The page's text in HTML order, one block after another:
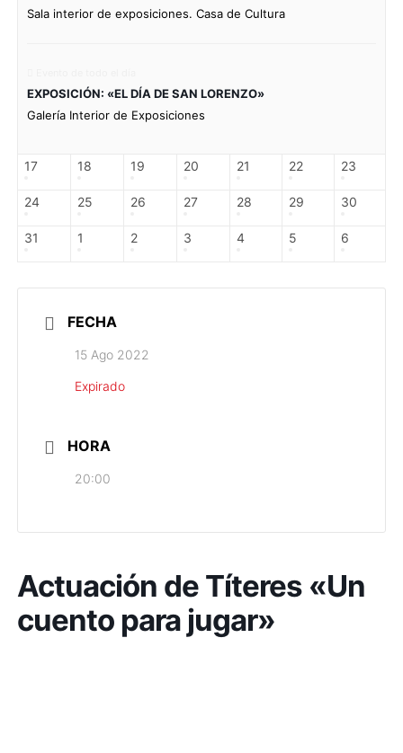
Sala interior de exposiciones. Casa de Cultura
EXPOSICIÓN: «EL DÍA DE SAN LORENZO»
Galería Interior de Exposiciones
17 18 19 20 21 22 23
24 25 26 27 28 29 30
31 1 2 3 4 5 6
FECHA
15 Ago 2022
Expirado
HORA
20:00
Actuación de Títeres «Un
cuento para jugar»